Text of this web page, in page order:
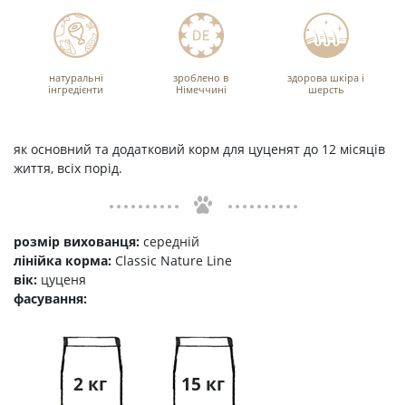
натуральні
інгредієнти
зроблено в
Німеччині
здорова шкіра і
шерсть
як основний та додатковий корм для цуценят до 12 місяців
життя, всіх порід.
розмір вихованця: середній
лінійка корма: Classic Nature Line
вік: цуценя
фасування:
2 кг 15 кг